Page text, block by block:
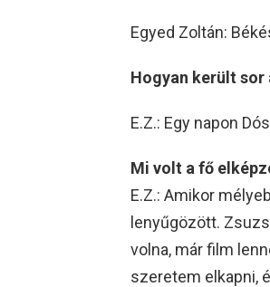
Egyed Zoltán:
Hogyan került sor
E.Z.: Egy napon
Mi volt a fő
E.Z.: Amikor
lenyűgözött.
volna, már film
szeretem elkapni,